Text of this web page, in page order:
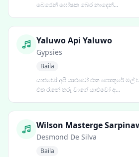
බෙරෙන් ඝෝෂක බෙර නාදෙන්...
Yaluwo Api Yaluwo
Gypsies
Baila
යාළුවෝ අපි යාළුවෝ එක පොකුරේ මල්
එත රෑනේ තරු වාගේ යාළුවෝ අ...
Wilson Masterge
Desmond De Silva
Baila